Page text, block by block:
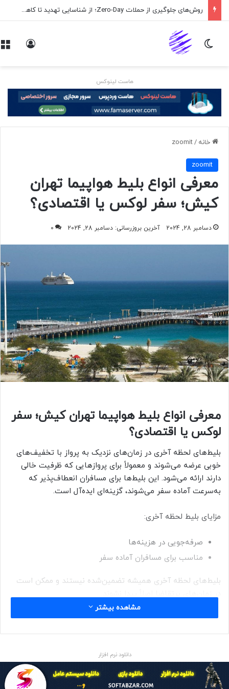
روش‌های جلوگیری از حملات Zero-Day؛ از شناسایی تهدید تا کاهش ریسک
تغییر پوسته
هاست لینوکس
خانه /
zoomit
zoomit
معرفی انواع بلیط هواپیما تهران
کیش؛ سفر لوکس یا اقتصادی؟
دسامبر 28, 2024 آخرین بروزرسانی: دسامبر 28, 2024 0
معرفی انواع بلیط هواپیما تهران کیش؛ سفر
لوکس یا اقتصادی؟
بلیط‌های لحظه آخری در زمان‌های نزدیک به پرواز با تخفیف‌های
خوبی عرضه می‌شوند و معمولاً برای پروازهایی که ظرفیت خالی
دارند ارائه می‌شود. این بلیط‌ها برای مسافران انعطاف‌پذیر که
به‌سرعت آماده سفر می‌شوند، گزینه‌ای ایده‌آل است.
مزایای بلیط لحظه آخری:
صرفه‌جویی در هزینه‌ها
مناسب برای مسافران آماده سفر
بلیط‌های لحظه آخری همیشه تضمین‌شده نیستند و ممکن است
چگونه بهترین بلیط هواپیما تهران
انتخاب مناسب‌ترین بلیط هواپیما تهران کیش می‌تواند تأثیر
زیادی بر کیفیت سفر شما به این جزیره زیبا داشته باشد. برای
مشاهده بیشتر
دانلود نرم افزار